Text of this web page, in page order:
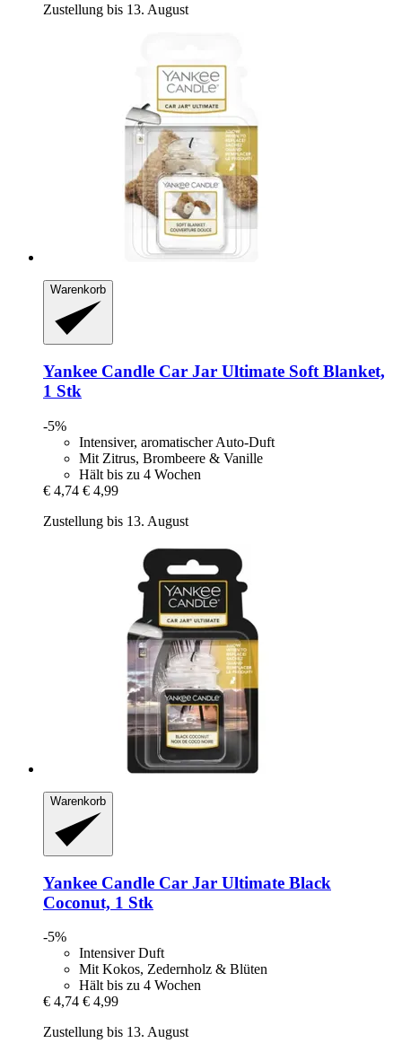
Zustellung bis 13. August
Warenkorb
Yankee Candle Car Jar Ultimate Soft Blanket,
1 Stk
-5%
Intensiver, aromatischer Auto-Duft
Mit Zitrus, Brombeere & Vanille
Hält bis zu 4 Wochen
€ 4,74 € 4,99
Zustellung bis 13. August
Warenkorb
Yankee Candle Car Jar Ultimate Black
Coconut, 1 Stk
-5%
Intensiver Duft
Mit Kokos, Zedernholz & Blüten
Hält bis zu 4 Wochen
€ 4,74 € 4,99
Zustellung bis 13. August